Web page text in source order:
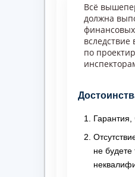
Всё
должна
по
Гарантия,
не будете